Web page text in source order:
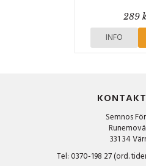
289
INFO
Semnos
331 34
Tel: 0370-198 27 (ord.